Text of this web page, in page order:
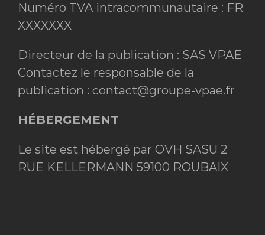
Numéro TVA intracommunautaire : FR
XXXXXXX
Directeur de la publication : SAS VPAE
Contactez le responsable de la
publication : contact@groupe-vpae.fr
HÉBERGEMENT
Le site est hébergé par OVH SASU 2
RUE KELLERMANN 59100 ROUBAIX